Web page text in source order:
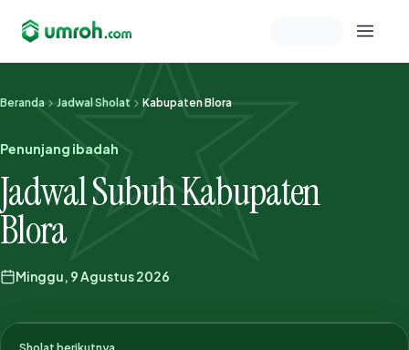
Memeriksa sesi akun
Beranda Jadwal Sholat Kabupaten Blora
Penunjang ibadah
Jadwal Subuh Kabupaten
Blora
Minggu, 9 Agustus 2026
Sholat berikutnya